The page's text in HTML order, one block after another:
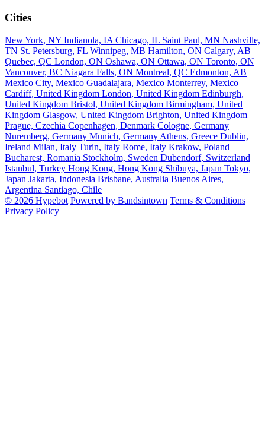
Cities
New York, NY Indianola, IA Chicago, IL Saint Paul, MN Nashville,
TN St. Petersburg, FL Winnipeg, MB Hamilton, ON Calgary, AB
Quebec, QC London, ON Oshawa, ON Ottawa, ON Toronto, ON
Vancouver, BC Niagara Falls, ON Montreal, QC Edmonton, AB
Mexico City, Mexico Guadalajara, Mexico Monterrey, Mexico
Cardiff, United Kingdom London, United Kingdom Edinburgh,
United Kingdom Bristol, United Kingdom Birmingham, United
Kingdom Glasgow, United Kingdom Brighton, United Kingdom
Prague, Czechia Copenhagen, Denmark Cologne, Germany
Nuremberg, Germany Munich, Germany Athens, Greece Dublin,
Ireland Milan, Italy Turin, Italy Rome, Italy Krakow, Poland
Bucharest, Romania Stockholm, Sweden Dubendorf, Switzerland
Istanbul, Turkey Hong Kong, Hong Kong Shibuya, Japan Tokyo,
Japan Jakarta, Indonesia Brisbane, Australia Buenos Aires,
Argentina Santiago, Chile
© 2026 Hypebot Powered by Bandsintown Terms & Conditions
Privacy Policy